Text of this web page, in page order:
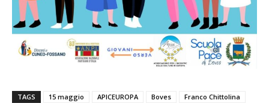
TAGS 15 maggio APICEUROPA Boves
Franco Chittolina